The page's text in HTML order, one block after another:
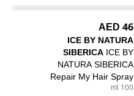
46 AED
ICE BY NATURA
SIBERICAICE BY
NATURA SIBERICA
Repair My Hair Spray
100 ml